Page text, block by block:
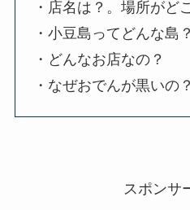
・店名は？。場所がど
・小豆島ってどんな島？
・どんなお店なの？
・なぜおでんが黒いの？
スポンサ